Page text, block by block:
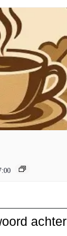
achter